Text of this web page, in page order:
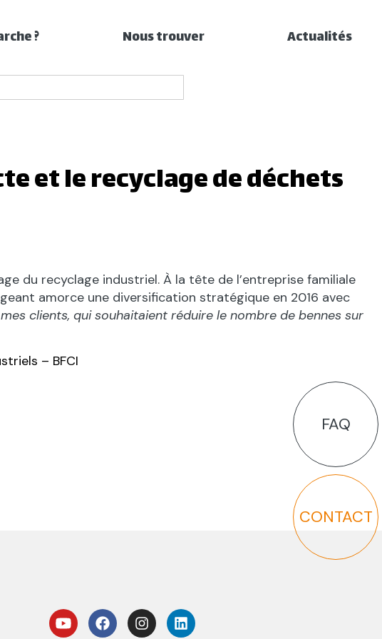
? Nous trouver
Actualités
FAQ
CONTACT
et le recyclage de déchets
du recyclage industriel. À la tête de l’entreprise familiale
amorce une diversification stratégique en 2016 avec
clients, qui souhaitaient réduire le nombre de bennes sur
– BFCI